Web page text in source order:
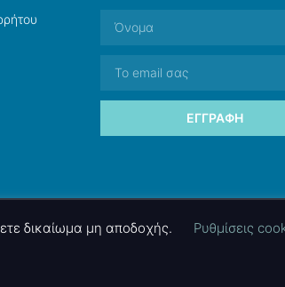
ΕΓΓΡΑΦΉ
δικαίωμα μη αποδοχής. Ρυθμίσεις